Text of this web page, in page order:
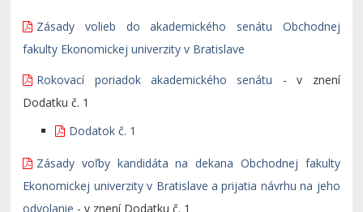
Zásady volieb do akademického senátu Obchodnej
fakulty Ekonomickej univerzity v Bratislave
Rokovací poriadok akademického senátu - v znení
Dodatku č. 1
Dodatok č. 1
Zásady voľby kandidáta na dekana Obchodnej fakulty
Ekonomickej univerzity v Bratislave a prijatia návrhu na jeho
odvolanie - v znení Dodatku č. 1